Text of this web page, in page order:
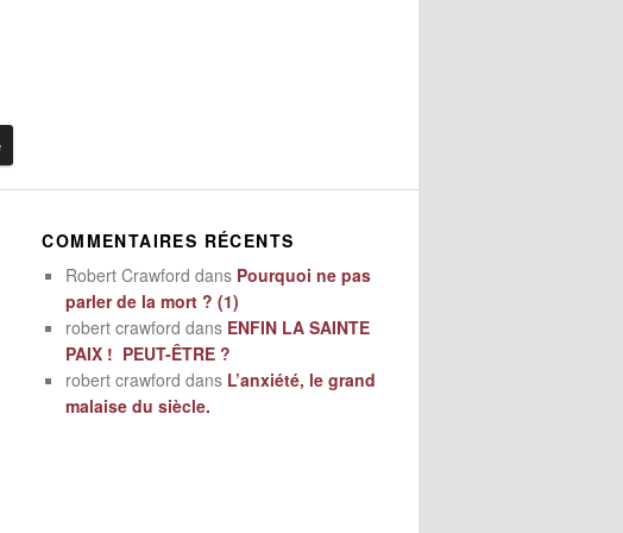
COMMENTAIRES RÉCENTS
Robert Crawford dans Pourquoi ne pas
parler de la mort ? (1)
robert crawford dans ENFIN LA SAINTE
PAIX ! PEUT-ÊTRE ?
robert crawford dans L’anxiété, le grand
malaise du siècle.